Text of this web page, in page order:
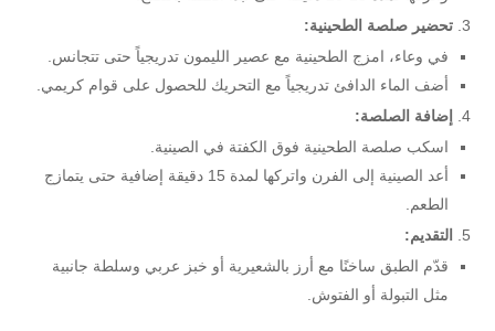
تحضير صلصة الطحينية:
في وعاء، امزج الطحينية مع عصير الليمون تدريجياً حتى تتجانس.
أضف الماء الدافئ تدريجياً مع التحريك للحصول على قوام كريمي.
إضافة الصلصة:
اسكب صلصة الطحينية فوق الكفتة في الصينية.
أعد الصينية إلى الفرن واتركها لمدة 15 دقيقة إضافية حتى يتمازج
الطعم.
التقديم:
قدّم الطبق ساخنًا مع أرز بالشعيرية أو خبز عربي وسلطة جانبية
مثل التبولة أو الفتوش.